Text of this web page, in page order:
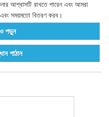
আশ্বাসটি রাখতে পারেন এবং আমরা
সময়মতো বিতরণ করব।
পড়ুন
পাঠান